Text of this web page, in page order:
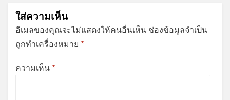
ใส่ความเห็น
อีเมลของคุณจะไม่แสดงให้คนอื่นเห็น ช่องข้อมูลจำเป็น
ถูกทำเครื่องหมาย *
ความเห็น *